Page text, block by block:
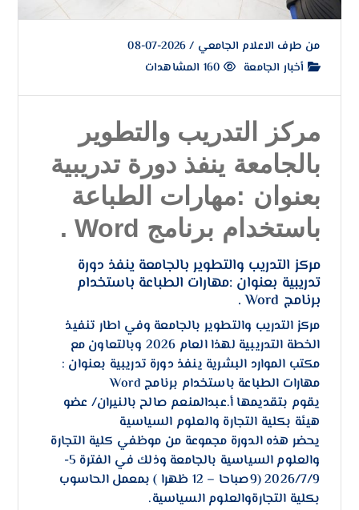
من طرف الاعلام الجامعي /
2026-07-08
أخبار الجامعة
مركز التدريب والتطوير
بالجامعة ينفذ دورة تدريبية
بعنوان :مهارات الطباعة
باستخدام برنامج Word .
مركز التدريب والتطوير بالجامعة ينفذ دورة
تدريبية بعنوان :مهارات الطباعة باستخدام
برنامج Word .
مركز التدريب والتطوير بالجامعة وفي اطار تنفيذ
الخطة التدريبية لهذا العام 2026 وبالتعاون مع
مكتب الموارد البشرية ينفذ دورة تدريبية بعنوان :
مهارات الطباعة باستخدام برنامج Word
يقوم بتقديمها أ.عبدالمنعم صالح بالنيران/ عضو
هيئة بكلية التجارة والعلوم السياسية
يحضر هذه الدورة مجموعة من موظفي كلية التجارة
والعلوم السياسية بالجامعة وذلك في الفترة 5-
2026/7/9 (9صباحا – 12 ظهرا ) بمعمل الحاسوب
بكلية التجارةوالعلوم السياسية.